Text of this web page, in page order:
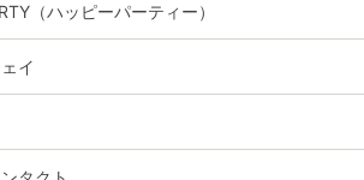
（ハッピーパーティー）
イ